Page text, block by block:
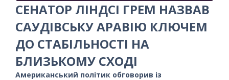
СЕНАТОР ЛІНДСІ ГРЕМ НАЗВАВ
САУДІВСЬКУ АРАВІЮ КЛЮЧЕМ
ДО СТАБІЛЬНОСТІ НА
БЛИЗЬКОМУ СХОДІ
Американський політик обговорив із